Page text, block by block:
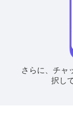
さらに、チャ
択し